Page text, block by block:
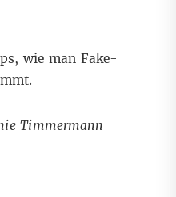
wie man Fake-
Timmermann